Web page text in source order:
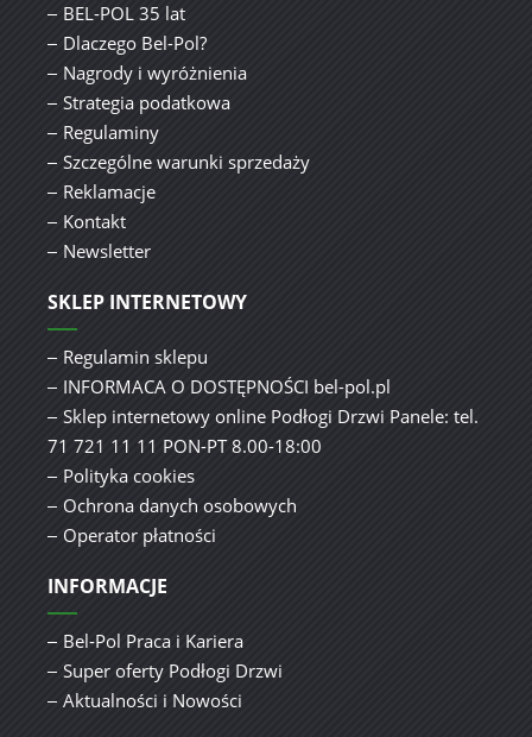
BEL-POL 35 lat
Dlaczego Bel-Pol?
Nagrody i wyróżnienia
Strategia podatkowa
Regulaminy
Szczególne warunki sprzedaży
Reklamacje
Kontakt
Newsletter
SKLEP INTERNETOWY
Regulamin sklepu
INFORMACA O DOSTĘPNOŚCI bel-pol.pl
Sklep internetowy online Podłogi Drzwi Panele: tel.
71 721 11 11 PON-PT 8.00-18:00
Polityka cookies
Ochrona danych osobowych
Operator płatności
INFORMACJE
Bel-Pol Praca i Kariera
Super oferty Podłogi Drzwi
Aktualności i Nowości